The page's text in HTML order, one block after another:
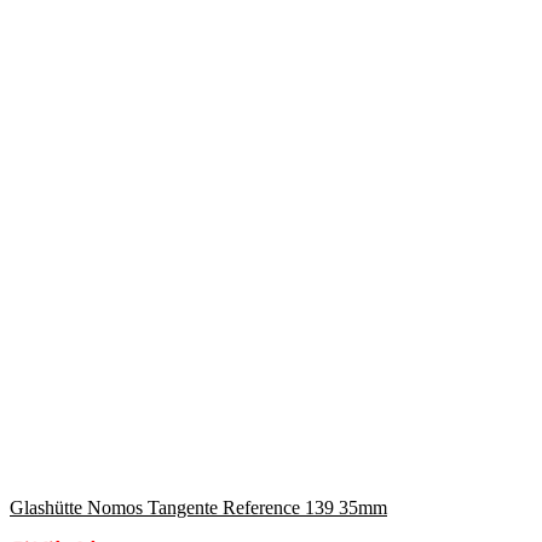
Glashütte Nomos Tangente Reference 139 35mm